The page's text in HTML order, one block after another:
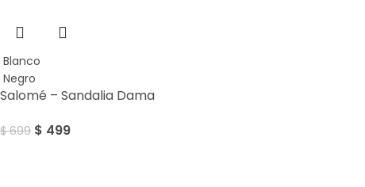
Blanco
Negro
Salomé – Sandalia Dama
$699 $ 499